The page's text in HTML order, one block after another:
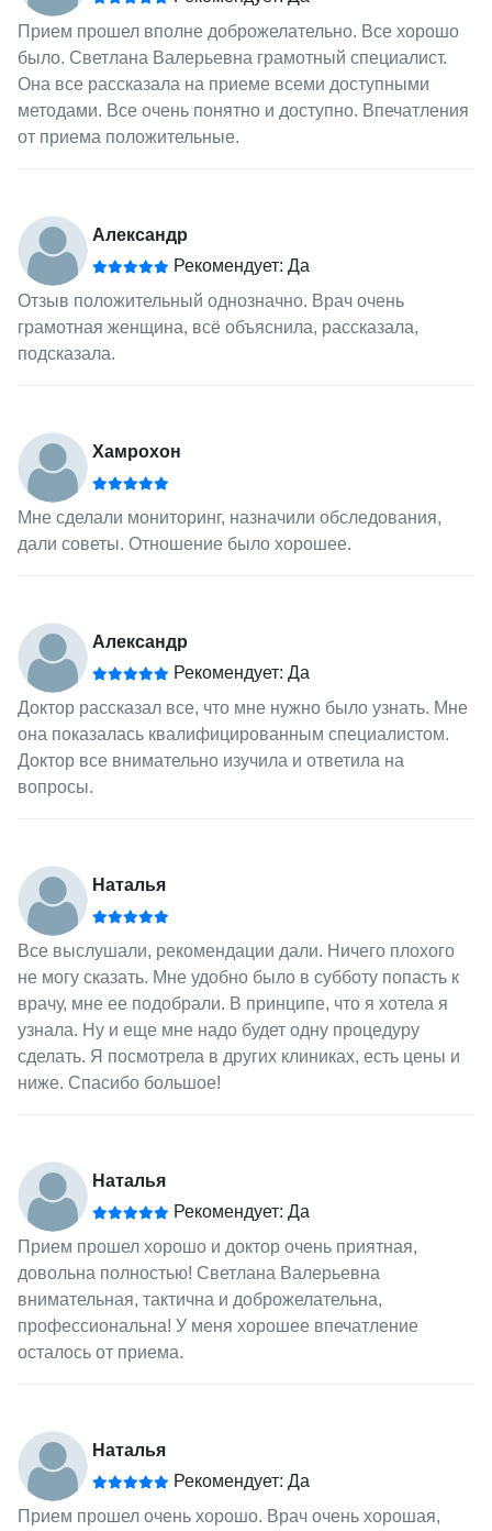
Прием прошел вполне доброжелательно. Все хорошо
было. Светлана Валерьевна грамотный специалист.
Она все рассказала на приеме всеми доступными
методами. Все очень понятно и доступно. Впечатления
от приема положительные.
Александр
Рекомендует: Да
Отзыв положительный однозначно. Врач очень
грамотная женщина, всё объяснила, рассказала,
подсказала.
Хамрохон
Мне сделали мониторинг, назначили обследования,
дали советы. Отношение было хорошее.
Александр
Рекомендует: Да
Доктор рассказал все, что мне нужно было узнать. Мне
она показалась квалифицированным специалистом.
Доктор все внимательно изучила и ответила на
вопросы.
Наталья
Все выслушали, рекомендации дали. Ничего плохого
не могу сказать. Мне удобно было в субботу попасть к
врачу, мне ее подобрали. В принципе, что я хотела я
узнала. Ну и еще мне надо будет одну процедуру
сделать. Я посмотрела в других клиниках, есть цены и
ниже. Спасибо большое!
Наталья
Рекомендует: Да
Прием прошел хорошо и доктор очень приятная,
довольна полностью! Светлана Валерьевна
внимательная, тактична и доброжелательна,
профессиональна! У меня хорошее впечатление
осталось от приема.
Наталья
Рекомендует: Да
Прием прошел очень хорошо. Врач очень хорошая,